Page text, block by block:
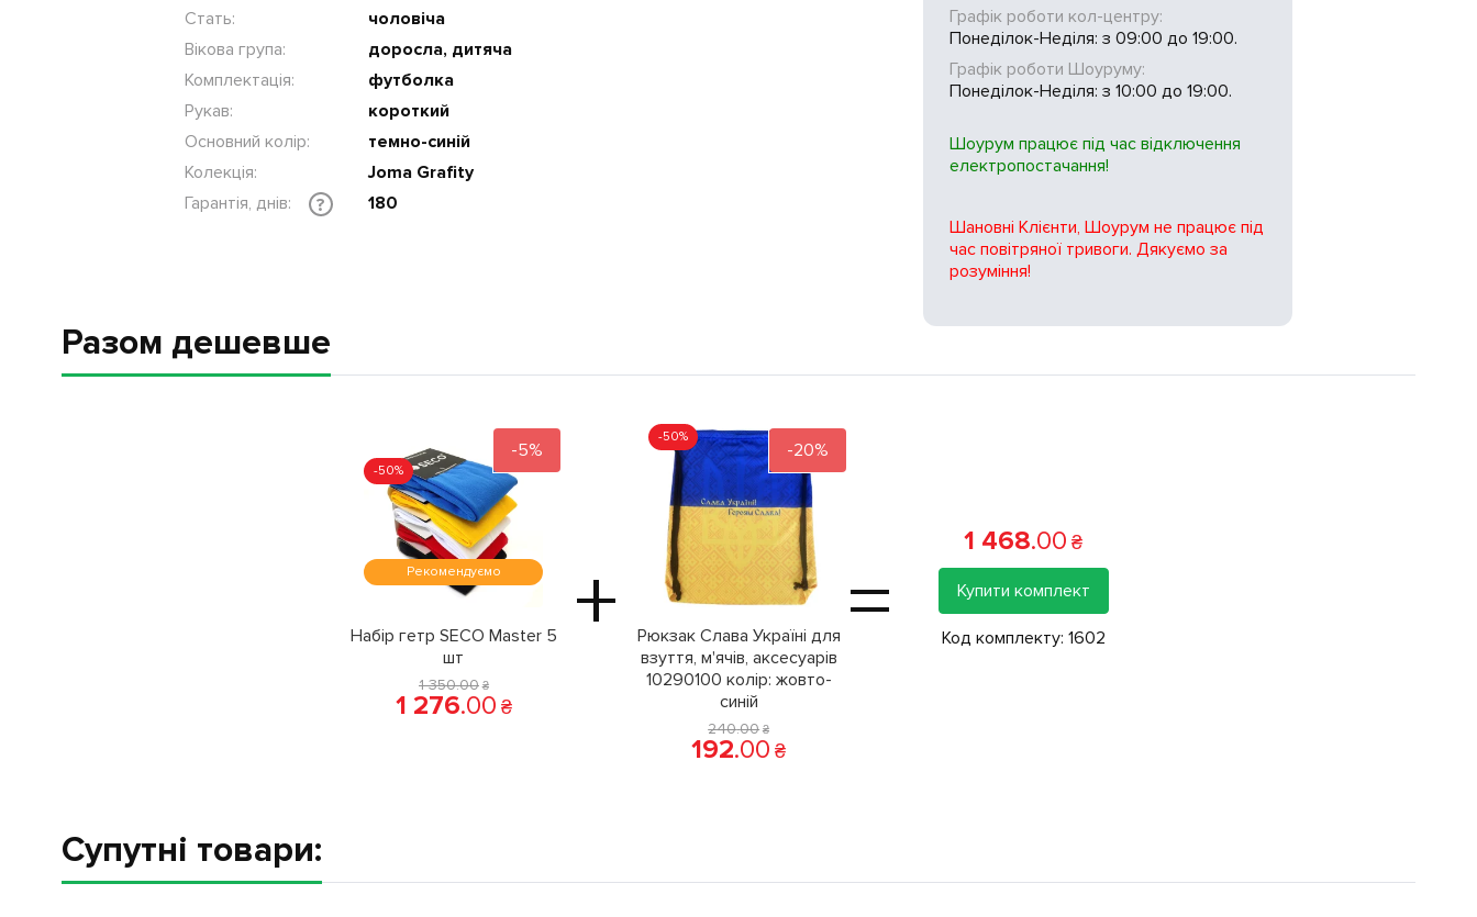
Стать:
чоловіча
Вікова група:
доросла, дитяча
Комплектація:
футболка
Рукав:
короткий
Основний колір:
темно-синій
Колекція:
Joma Grafity
Гарантія, днів:
? 180
Графік роботи кол-центру:
Понеділок-Неділя: з 09:00 до 19:00.
Графік роботи Шоуруму:
Понеділок-Неділя: з 10:00 до 19:00.
Шоурум працює під час відключення
електропостачання!
Шановні Клієнти, Шоурум не працює під
час повітряної тривоги. Дякуємо за
розуміння!
Разом дешевше
-5%
Рекомендуємо
-50%
+
Набір гетр SECO Master 5
шт
1 350.00 ₴
1 276.00 ₴
-20%
-50%
Рюкзак Слава Україні для
взуття, м'ячів, аксесуарів
10290100 колiр: жовто-
синій
240.00 ₴
192.00 ₴
=
1 468.00 ₴
Купити комплект
Код комплекту: 1602
Супутні товари: